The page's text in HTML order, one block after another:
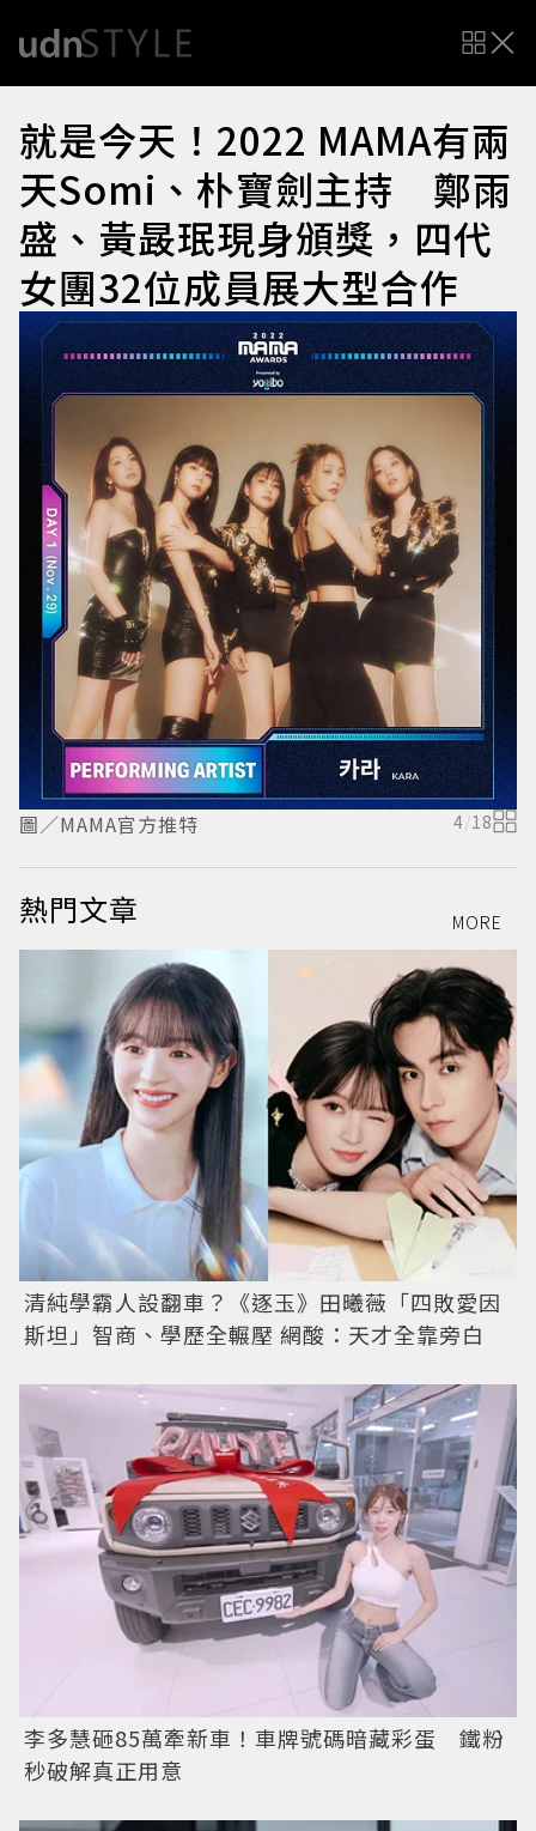
就是今天！2022 MAMA有兩
天Somi、朴寶劍主持 鄭雨
盛、黃晸珉現身頒獎，四代
女團32位成員展大型合作
圖／MAMA官方推特 4/18
熱門文章 MORE
清純學霸人設翻車？《逐玉》田曦薇「四敗愛因
斯坦」智商、學歷全輾壓 網酸：天才全靠旁白
李多慧砸85萬牽新車！車牌號碼暗藏彩蛋 鐵粉
秒破解真正用意